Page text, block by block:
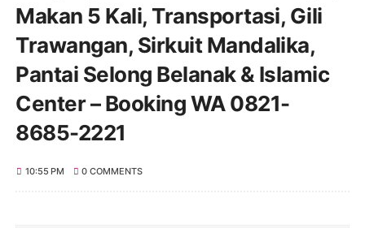
Makan 5 Kali, Transportasi, Gili
Trawangan, Sirkuit Mandalika,
Pantai Selong Belanak & Islamic
Center – Booking WA 0821-
8685-2221
10:55 PM 0 COMMENTS